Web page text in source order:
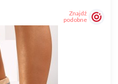
Znajdź
podobne